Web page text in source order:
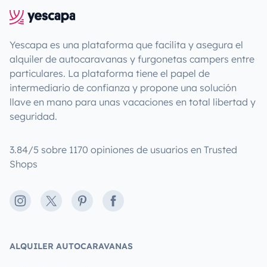
Yescapa es una plataforma que facilita y asegura el
alquiler de autocaravanas y furgonetas campers entre
particulares. La plataforma tiene el papel de
intermediario de confianza y propone una solución
llave en mano para unas vacaciones en total libertad y
seguridad.
3.84/5 sobre 1170 opiniones de usuarios en Trusted
Shops
Instagram
X PinterestFacebook
ALQUILER AUTOCARAVANAS